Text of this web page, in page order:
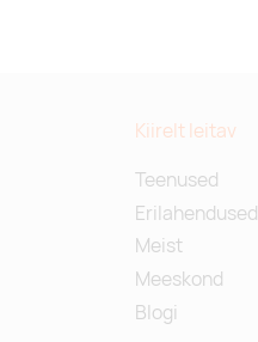
Kiirelt leitav
Teenused
Erilahendused
Meist
Meeskond
Blogi